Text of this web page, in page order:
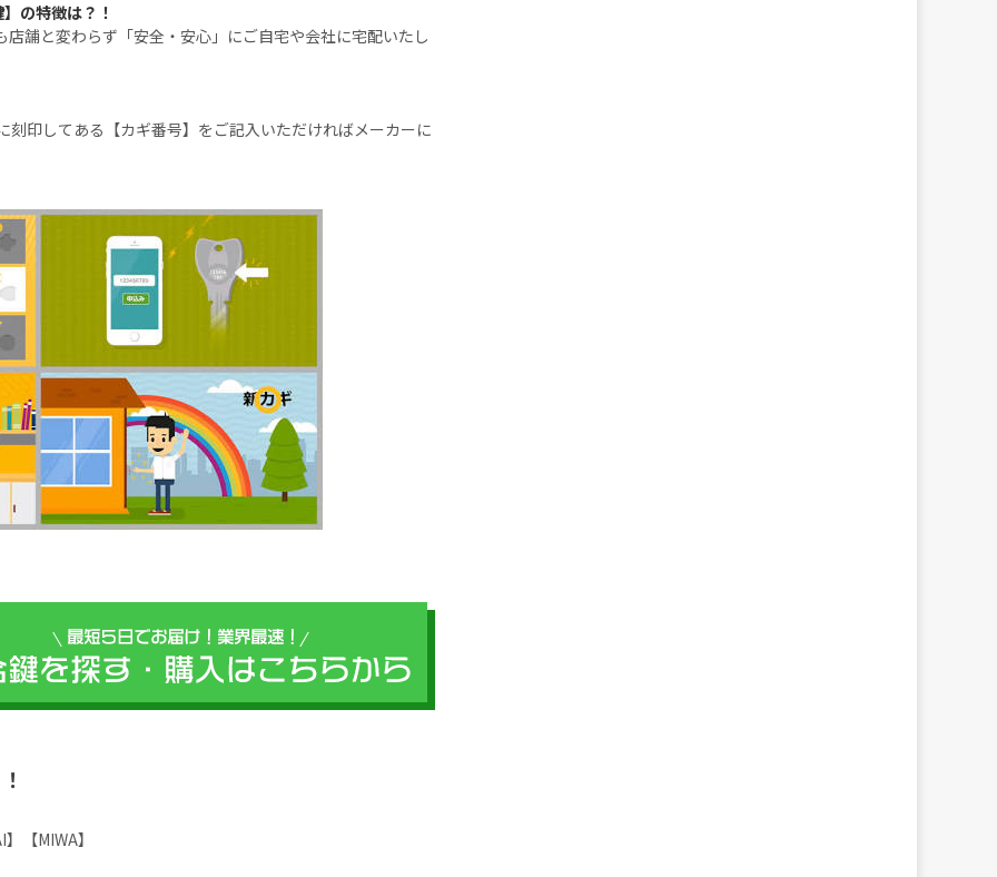
の特徴は？！
舗と変わらず「安全・安心」にご自宅や会社に宅配いたし
印してある【カギ番号】をご記入いただければメーカーに
【MIWA】